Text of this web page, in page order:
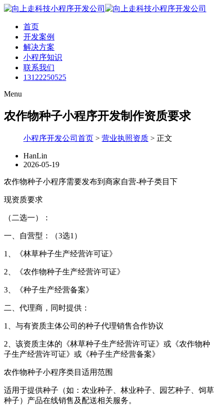
首页
开发案例
解决方案
小程序知识
联系我们
13122250525
Menu
农作物种子小程序开发制作资质要求
小程序开发公司首页 > 营业执照资质 > 正文
HanLin
2026-05-19
农作物种子小程序需要发布到商家自营-种子类目下
现资质要求
（二选一）：
一、自营型：（3选1）
1、《林草种子生产经营许可证》
2、《农作物种子生产经营许可证》
3、《种子生产经营备案》
二、代理商，同时提供：
1、与有资质主体公司的种子代理销售合作协议
2、该资质主体的《林草种子生产经营许可证》或《农作物种
子生产经营许可证》或《种子生产经营备案》
农作物种子小程序类目适用范围
适用于提供种子（如：农业种子、林业种子、园艺种子、饲草
种子）产品在线销售及配送相关服务。